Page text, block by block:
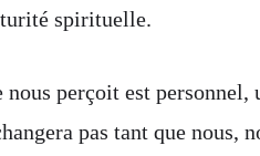
spirituelle.
nous perçoit est
pas tant que nous,